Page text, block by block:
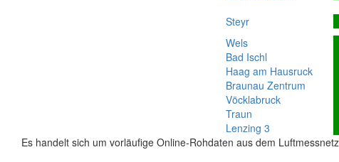
Steyr
Wels
Bad Ischl
Haag am Hausruck
Braunau Zentrum
Vöcklabruck
Traun
Lenzing 3
Es handelt sich um vorläufige Online-Rohdaten aus dem